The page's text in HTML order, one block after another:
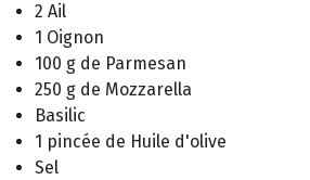
2 Ail
1 Oignon
100 g de Parmesan
250 g de Mozzarella
Basilic
1 pincée de Huile d'olive
Sel